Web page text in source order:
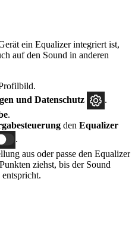
ein Equalizer integriert ist,
auf den Sound in anderen
und Datenschutz
.
.
den Equalizer
.
aus oder passe den Equalizer
ziehst, bis der Sound